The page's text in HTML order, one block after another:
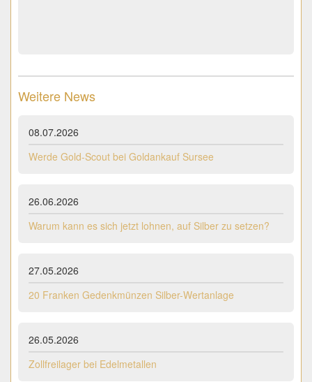
Weitere News
08.07.2026
Werde Gold-Scout bei Goldankauf Sursee
26.06.2026
Warum kann es sich jetzt lohnen, auf Silber zu setzen?
27.05.2026
20 Franken Gedenkmünzen Silber-Wertanlage
26.05.2026
Zollfreilager bei Edelmetallen